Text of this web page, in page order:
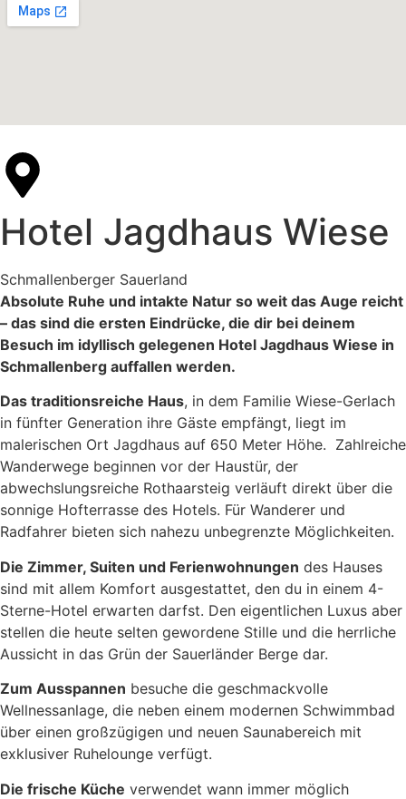
Hotel Jagdhaus Wiese
Schmallenberger Sauerland
Absolute Ruhe und intakte Natur so weit das Auge reicht
– das sind die ersten Eindrücke, die dir bei deinem
Besuch im idyllisch gelegenen Hotel Jagdhaus Wiese in
Schmallenberg auffallen werden.
Das traditionsreiche Haus, in dem Familie Wiese-Gerlach
in fünfter Generation ihre Gäste empfängt, liegt im
malerischen Ort Jagdhaus auf 650 Meter Höhe. Zahlreiche
Wanderwege beginnen vor der Haustür, der
abwechslungsreiche Rothaarsteig verläuft direkt über die
sonnige Hofterrasse des Hotels. Für Wanderer und
Radfahrer bieten sich nahezu unbegrenzte Möglichkeiten.
Die Zimmer, Suiten und Ferienwohnungen des Hauses
sind mit allem Komfort ausgestattet, den du in einem 4-
Sterne-Hotel erwarten darfst. Den eigentlichen Luxus aber
stellen die heute selten gewordene Stille und die herrliche
Aussicht in das Grün der Sauerländer Berge dar.
Zum Ausspannen besuche die geschmackvolle
Wellnessanlage, die neben einem modernen Schwimmbad
über einen großzügigen und neuen Saunabereich mit
exklusiver Ruhelounge verfügt.
Die frische Küche verwendet wann immer möglich